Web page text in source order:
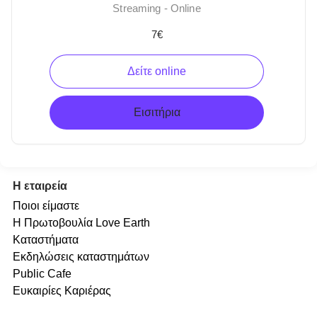
Streaming - Online
7€
Δείτε online
Εισιτήρια
Η εταιρεία
Ποιοι είμαστε
Η Πρωτοβουλία Love Earth
Καταστήματα
Εκδηλώσεις καταστημάτων
Public Cafe
Ευκαιρίες Καριέρας